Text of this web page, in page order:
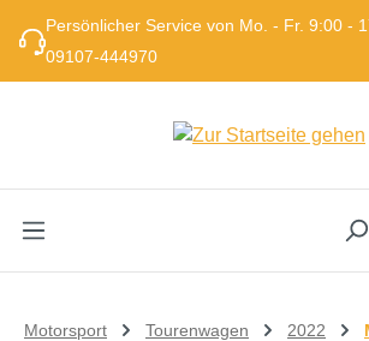
Zum Hauptinhalt springen
Persönlicher Service von Mo. - Fr. 9:00 -
09107-444970
Motorsport Tourenwagen 2022